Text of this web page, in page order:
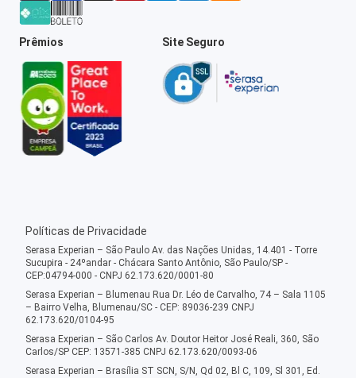
Prêmios Site Seguro
Políticas de Privacidade
Serasa Experian – São Paulo Av. das Nações Unidas, 14.401 - Torre
Sucupira - 24ºandar - Chácara Santo Antônio, São Paulo/SP -
CEP:04794-000 - CNPJ 62.173.620/0001-80
Serasa Experian – Blumenau Rua Dr. Léo de Carvalho, 74 – Sala 1105
– Bairro Velha, Blumenau/SC - CEP: 89036-239 CNPJ
62.173.620/0104-95
Serasa Experian – São Carlos Av. Doutor Heitor José Reali, 360, São
Carlos/SP CEP: 13571-385 CNPJ 62.173.620/0093-06
Serasa Experian – Brasília ST SCN, S/N, Qd 02, Bl C, 109, Sl 301, Ed.